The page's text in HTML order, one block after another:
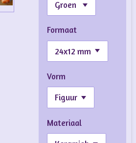
Formaat
Vorm
Materiaal